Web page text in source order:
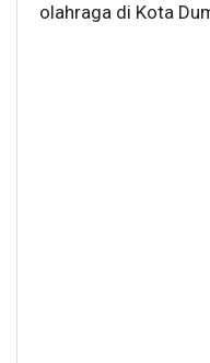
olahraga di Kota